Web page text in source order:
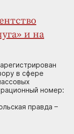
и на
в сфере
номер:
правда –